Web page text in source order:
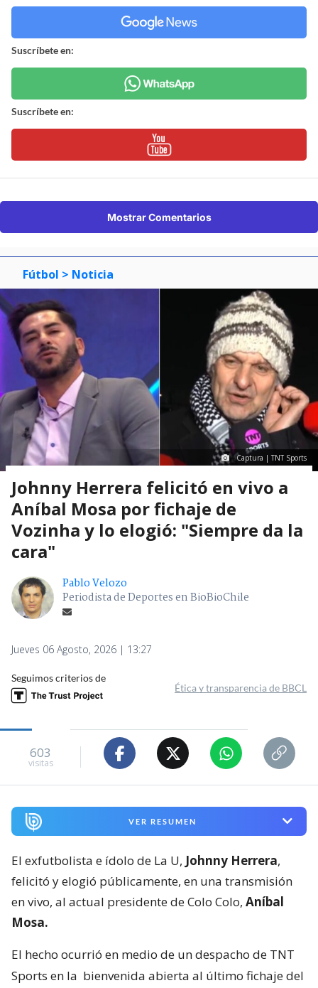
Suscríbete en:
Suscríbete en:
Mostrar Comentarios
Fútbol > Noticia
Captura | TNT Sports
Johnny Herrera felicitó en vivo a
Aníbal Mosa por fichaje de
Vozinha y lo elogió: "Siempre da la
cara"
Pablo Velozo
Periodista de Deportes en BioBioChile
Jueves 06 Agosto, 2026 | 13:27
Seguimos criterios de
Ética y transparencia de BBCL
603
visitas
VER RESUMEN
El exfutbolista e ídolo de La U, Johnny Herrera,
felicitó y elogió públicamente, en una transmisión
en vivo, al actual presidente de Colo Colo, Aníbal
Mosa.
El hecho ocurrió en medio de un despacho de TNT
Sports en la bienvenida abierta al último fichaje del